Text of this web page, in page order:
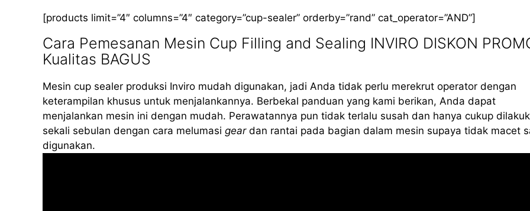
[products limit=”4″ columns=”4″ category=”cup-sealer” orderby=”rand” cat_operator=”AND”]
Cara Pemesanan Mesin Cup Filling and Sealing INVIRO DISKON
Kualitas BAGUS
Mesin cup sealer produksi Inviro mudah digunakan, jadi Anda tidak perlu merekrut operator dengan
keterampilan khusus untuk menjalankannya. Berbekal panduan yang kami berikan, Anda dapat
menjalankan mesin ini dengan mudah. Perawatannya pun tidak terlalu susah dan hanya cukup
sekali sebulan dengan cara melumasi geardan rantai pada bagian dalam mesin supaya tidak macet
digunakan.